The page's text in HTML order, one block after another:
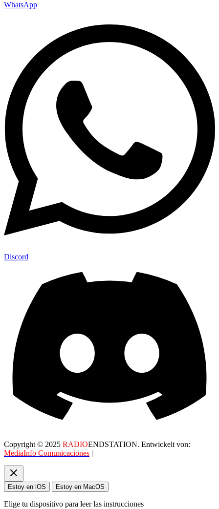
WhatsApp
Discord
Copyright © 2025 RADIOENDSTATION. Entwickelt von:
MediaInfo Comunicaciones | |
Estoy en iOS Estoy en MacOS
Elige tu dispositivo para leer las instrucciones